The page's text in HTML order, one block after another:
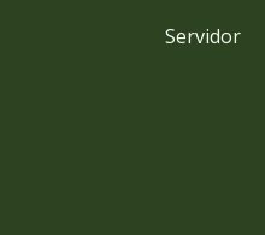
Servidor